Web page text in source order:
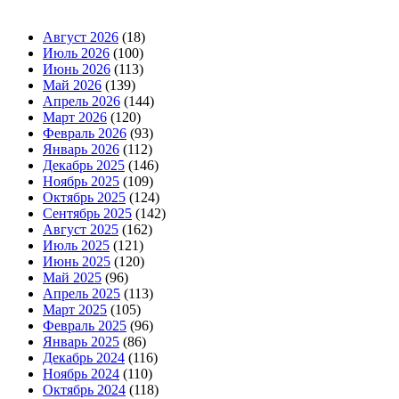
Август 2026 (18)
Июль 2026 (100)
Июнь 2026 (113)
Май 2026 (139)
Апрель 2026 (144)
Март 2026 (120)
Февраль 2026 (93)
Январь 2026 (112)
Декабрь 2025 (146)
Ноябрь 2025 (109)
Октябрь 2025 (124)
Сентябрь 2025 (142)
Август 2025 (162)
Июль 2025 (121)
Июнь 2025 (120)
Май 2025 (96)
Апрель 2025 (113)
Март 2025 (105)
Февраль 2025 (96)
Январь 2025 (86)
Декабрь 2024 (116)
Ноябрь 2024 (110)
Октябрь 2024 (118)